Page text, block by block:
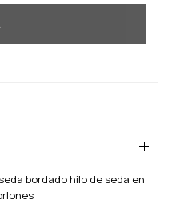
bordado hilo de seda en